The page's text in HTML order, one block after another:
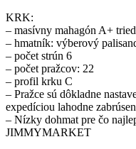
KRK:
– masívny mahagón A+
– hmatník: výberový
– počet strún 6
– počet pražcov: 22
– profil krku C
– Pražce sú dôkladne
expedíciou lahodne
– Nízky dohmat pre čo
JIMMYMARKET